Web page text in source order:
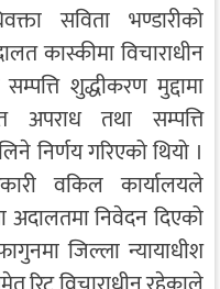
सविता भण्डारीको
कास्कीमा विचाराधीन
शुद्धीकरण मुद्दामा
अपराध तथा सम्पत्ति
निर्णय गरिएको थियो ।
वकिल कार्यालयले
अदालतमा निवेदन दिएको
जिल्ला न्यायाधीश